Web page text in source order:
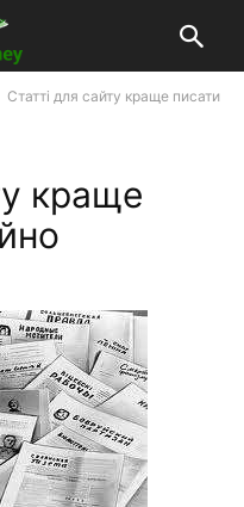
Статті для сайту краще писати
краще